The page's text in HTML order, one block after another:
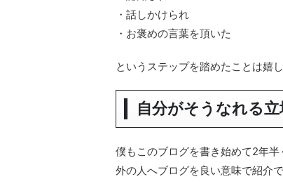
・話しかけられ
・お褒めの言葉を頂いた
というステップを踏めたことは嬉
自分がそうなれる
僕もこのブログを書き始めて2年
外の人へブログを良い意味で紹介